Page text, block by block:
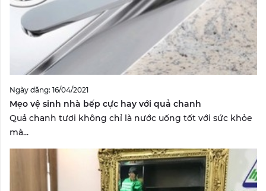
Ngày đăng: 16/04/2021
Mẹo vệ sinh nhà bếp cực hay với quả chanh
Quả chanh tươi không chỉ là nước uống tốt với sức khỏe
mà...